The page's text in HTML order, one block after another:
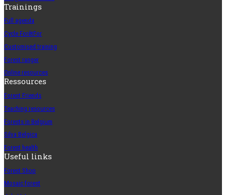
Trainings
Full agenda
Cycle ForêtFor
Customised training
Forest ranger
Online resources
Ressources
Forest Friends
Teaching resources
Forests in Belgium
Silva Belgica
Forest health
Useful links
Forest Shop
Mosaic forest